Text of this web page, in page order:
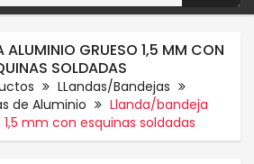
ALUMINIO GRUESO 1,5 MM CON
SOLDADAS
LLandas/Bandejas
de Aluminio
Llanda/bandeja
mm con esquinas soldadas